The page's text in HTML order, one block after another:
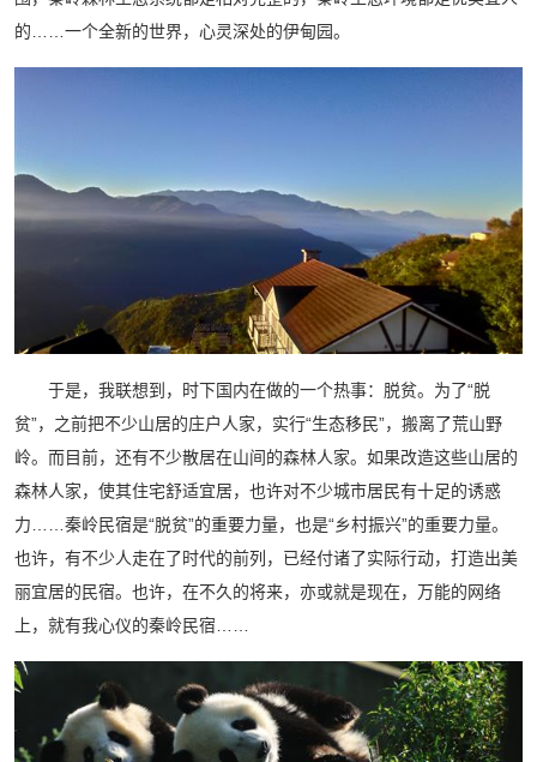
的……一个全新的世界，心灵深处的伊甸园。
于是，我联想到，时下国内在做的一个热事：脱贫。为了“脱
贫”，之前把不少山居的庄户人家，实行“生态移民”，搬离了荒山野
岭。而目前，还有不少散居在山间的森林人家。如果改造这些山居的
森林人家，使其住宅舒适宜居，也许对不少城市居民有十足的诱惑
力……秦岭民宿是“脱贫”的重要力量，也是“乡村振兴”的重要力量。
也许，有不少人走在了时代的前列，已经付诸了实际行动，打造出美
丽宜居的民宿。也许，在不久的将来，亦或就是现在，万能的网络
上，就有我心仪的秦岭民宿……